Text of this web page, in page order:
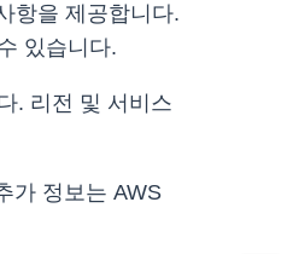
항을 제공합니다.
있습니다.
. 리전 및 서비스
가 정보는 AWS